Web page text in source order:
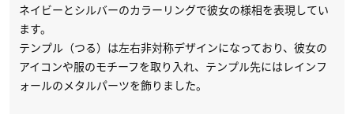
ネイビーとシルバーのカラーリングで彼女の様相を表現してい
ます。
テンプル（つる）は左右非対称デザインになっており、彼女の
アイコンや服のモチーフを取り入れ、テンプル先にはレインフ
ォールのメタルパーツを飾りました。